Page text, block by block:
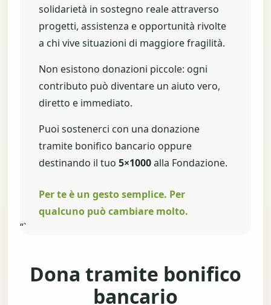
“`
solidarietà in sostegno reale attraverso
progetti, assistenza e opportunità rivolte
a chi vive situazioni di maggiore fragilità.
Non esistono donazioni piccole: ogni
contributo può diventare un aiuto vero,
diretto e immediato.
Puoi sostenerci con una donazione
tramite bonifico bancario oppure
destinando il tuo 5×1000alla Fondazione.
Per te è un gesto semplice. Per
qualcuno può cambiare molto.
Dona tramite bonifico
bancario